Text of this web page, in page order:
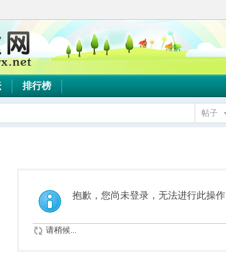
排行榜
帖子
抱歉，您尚未登录，无法进行此操作
请稍候...